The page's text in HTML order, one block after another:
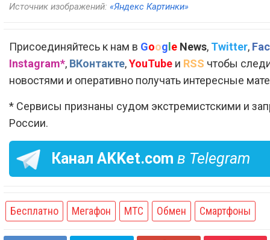
Источник изображений: «Яндекс Картинки»
Присоединяйтесь к нам в Google News, Twitter,
Instagram*, ВКонтакте,YouTube и RSS чтобы
новостями и оперативно получать интересные
* Сервисы признаны судом экстремистскими и
России.
Канал AKKet.com в Telegram
Бесплатно Мегафон МТС Обмен Смартфоны